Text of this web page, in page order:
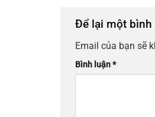
Để lại một bình
Email của bạn sẽ
Bình luận*